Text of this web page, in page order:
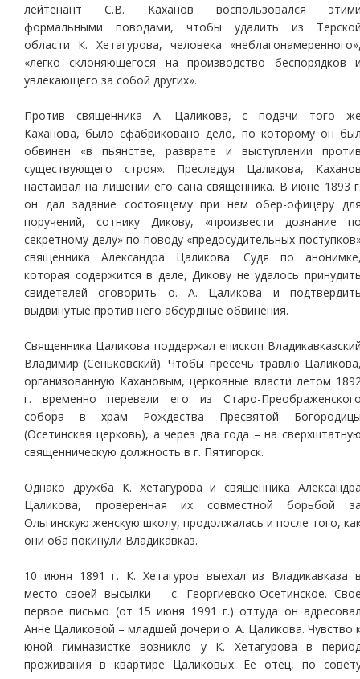
лейтенант С.В. Каханов воспользовался
формальными поводами, чтобы удалить из
области К. Хетагурова, человека
«легко склоняющегося на производство беспорядков
увлекающего за собой других».
Против священника А. Цаликова, с подачи того
Каханова, было сфабриковано дело, по которому он
обвинен «в пьянстве, разврате и выступлении
существующего строя». Преследуя Цаликова,
настаивал на лишении его сана священника. В июне 1893
он дал задание состоящему при нем обер-офицеру
поручений, сотнику Дикову, «произвести дознание
секретному делу» по поводу «предосудительных
священника Александра Цаликова. Судя по
которая содержится в деле, Дикову не удалось
свидетелей оговорить о. А. Цаликова и
выдвинутые против него абсурдные обвинения.
Священника Цаликова поддержал епископ
Владимир (Сеньковский). Чтобы пресечь травлю
организованную Кахановым, церковные власти летом
г. временно перевели его из Старо-
собора в храм Рождества Пресвятой
(Осетинская церковь), а через два года – на
священническую должность в г. Пятигорск.
Однако дружба К. Хетагурова и священника
Цаликова, проверенная их совместной борьбой
Ольгинскую женскую школу, продолжалась и после того,
они оба покинули Владикавказ.
10 июня 1891 г. К. Хетагуров выехал из Владикавказа
место своей высылки – с. Георгиевско-Осетинское.
первое письмо (от 15 июня 1991 г.) оттуда он
Анне Цаликовой – младшей дочери о. А. Цаликова. Чувство
юной гимназистке возникло у К. Хетагурова в
проживания в квартире Цаликовых. Ее отец, по